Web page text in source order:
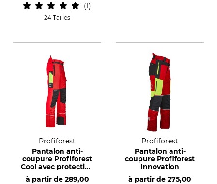
1
24 Tailles
Profiforest
Pantalon anti-
coupure Profiforest
Cool avec protection
intégrale
à partir de 289,00
Profiforest
Pantalon anti-
coupure Profiforest
Innovation
à partir de 275,00